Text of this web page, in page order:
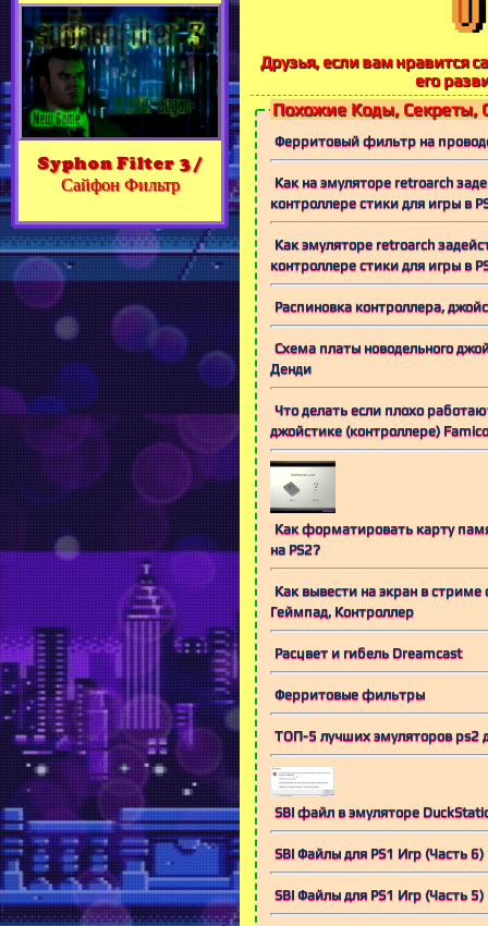
Syphon Filter 3 /
Сайфон Фильтр
Друзья, если вам нравится
его
Похожие Коды, Секреты,
Ферритовый фильтр на
Как на эмуляторе retroarch
контроллере стики для игры в
Как эмуляторе retroarch
контроллере стики для игры в
Распиновка контроллера,
Схема платы новодельного
Денди
Что делать если плохо
джойстике (контроллере)
Как форматировать карту
на PS2?
Как вывести на экран в
Геймпад, Контроллер
Расцвет и гибель Dreamcast
Ферритовые фильтры
ТОП-5 лучших эмуляторов ps2
SBI файл в эмуляторе
SBI Файлы для PS1 Игр (Часть 6)
SBI Файлы для PS1 Игр (Часть 5)